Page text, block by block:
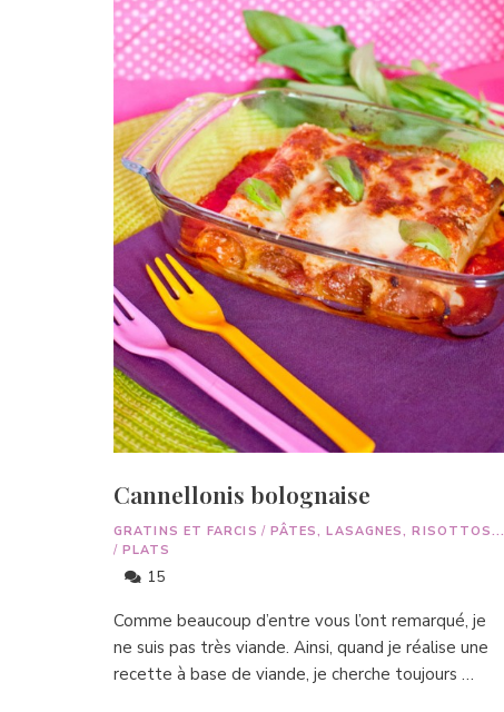
Cannellonis bolognaise
GRATINS ET FARCIS / PÂTES, LASAGNES, RISOTTOS...
/ PLATS
15
Comme beaucoup d’entre vous l’ont remarqué, je
ne suis pas très viande. Ainsi, quand je réalise une
recette à base de viande, je cherche toujours …